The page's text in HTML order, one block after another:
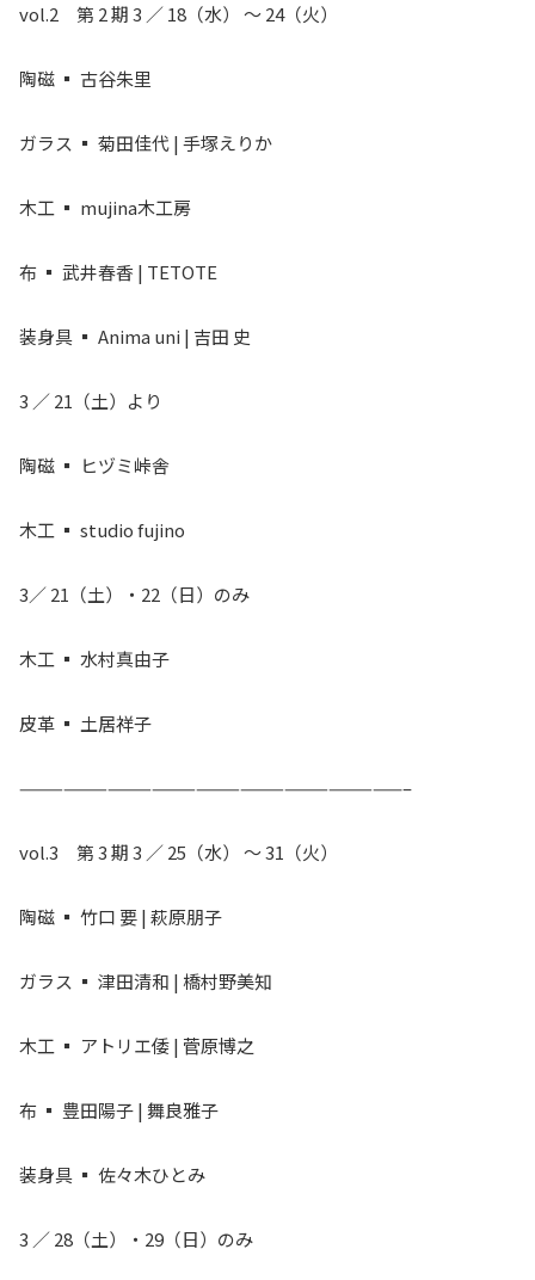
vol.2 第 2 期 3 ／ 18（水） 〜 24（火）
陶磁 ▪ 古谷朱里
ガラス ▪ 菊田佳代 | 手塚えりか
木工 ▪ mujina木工房
布 ▪ 武井春香 | TETOTE
装身具 ▪ Anima uni | 吉田 史
3 ／ 21（土）より
陶磁 ▪ ヒヅミ峠舎
木工 ▪ studio fujino
3／ 21（土）・22（日）のみ
木工 ▪ 水村真由子
皮革 ▪ 土居祥子
——————————————————————————–
vol.3 第 3 期 3 ／ 25（水） 〜 31（火）
陶磁 ▪ 竹口 要 | 萩原朋子
ガラス ▪ 津田清和 | 橋村野美知
木工 ▪ アトリエ倭 | 菅原博之
布 ▪ 豊田陽子 | 舞良雅子
装身具 ▪ 佐々木ひとみ
3 ／ 28（土）・29（日）のみ